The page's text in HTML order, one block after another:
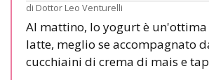
di Dottor Leo Venturelli
Al mattino, lo yogurt è
latte, meglio se accompagnato
cucchiaini di crema di mais e